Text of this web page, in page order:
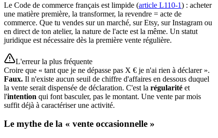
Le Code de commerce français est limpide (article L110-1) : acheter
une matière première, la transformer, la revendre = acte de
commerce. Que tu vendes sur un marché, sur Etsy, sur Instagram ou
en direct de ton atelier, la nature de l'acte est la même. Un statut
juridique est nécessaire dès la première vente régulière.
L'erreur la plus fréquente
Croire que « tant que je ne dépasse pas X € je n'ai rien à déclarer ».
Faux. Il n'existe aucun seuil de chiffre d'affaires en dessous duquel
la vente serait dispensée de déclaration. C'est la régularité et
l'intention qui font basculer, pas le montant. Une vente par mois
suffit déjà à caractériser une activité.
Le mythe de la « vente occasionnelle »